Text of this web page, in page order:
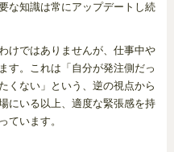
な知識は常にアップデートし続
けではありませんが、仕事中や
す。これは「自分が発注側だっ
くない」という、逆の視点から
にいる以上、適度な緊張感を持
ています。